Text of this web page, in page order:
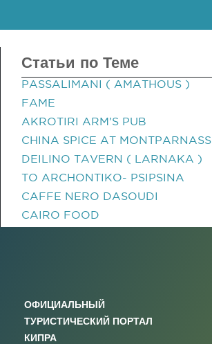
Статьи по Теме
PASSALIMANI ( AMATHOUS )
FAME
AKROTIRI ARM'S PUB
CHINA SPICE AT MONTPARNASS
DEILINO TAVERN ( LARNAKA )
TO ARCHONTIKO- PSIPSINA
CAFFE NERO DASOUDI
CAIRO FOOD
ОФИЦИАЛЬНЫЙ
ТУРИСТИЧЕСКИЙ ПОРТАЛ
КИПРА